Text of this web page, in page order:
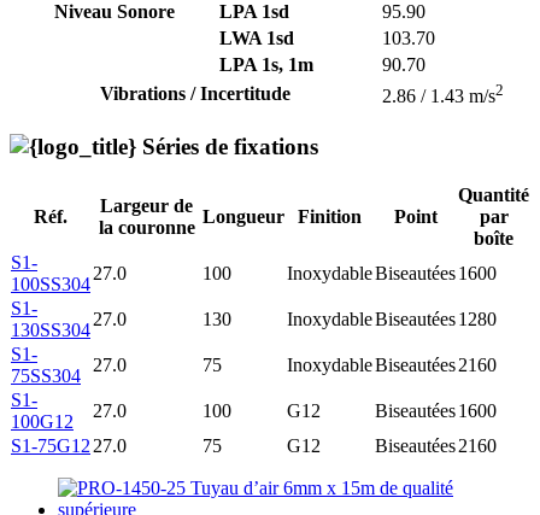
Niveau Sonore
LPA 1sd
95.90
LWA 1sd
103.70
LPA 1s, 1m
90.70
Vibrations / Incertitude
2.86 / 1.43 m/s2
Séries de fixations
Réf.
Largeur de
la couronne
Longueur Finition Point
Quantité
par
boîte
S1-
100SS304
27.0 100 InoxydableBiseautées1600
S1-
130SS304
27.0 130 InoxydableBiseautées1280
S1-
75SS304
27.0 75 InoxydableBiseautées2160
S1-
100G12
27.0 100 G12 Biseautées1600
S1-75G12 27.0 75 G12 Biseautées2160